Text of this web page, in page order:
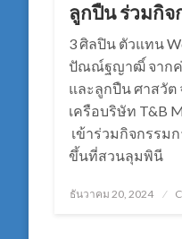
ลูกปืน ร่วมกิจ
3 ศิลปิน ตัวแทน
ปัณณ์ฐญาฒิ์ จากค่า
และลูกปืน ศาสวัต
เครือบริษัท T&B
เข้าร่วมกิจกรรม
ขึ้นที่สวนลุมพินี
Posted
ธันวาคม 20, 2024